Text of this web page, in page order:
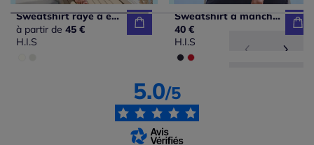
Sweatshirt rayé à encolure ronde et manches longues avec broderie
à partir de 45 €
H.I.S
Sweatshirt à manches longues avec broderie ancre et cordon à l'ourlet
40 €
H.I.S
5.0/5